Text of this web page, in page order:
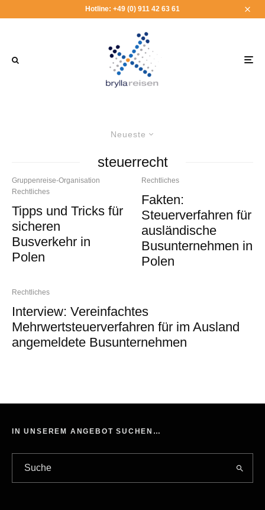
Hotline: +49 (0) 911 42 63 61
Neueste
steuerrecht
Gruppenreise-Organisation
Rechtliches
Tipps und Tricks für
sicheren
Busverkehr in
Polen
Rechtliches
Fakten:
Steuerverfahren für
ausländische
Busunternehmen in
Polen
Rechtliches
Interview: Vereinfachtes
Mehrwertsteuerverfahren für im Ausland
angemeldete Busunternehmen
IN UNSEREM ANGEBOT SUCHEN…